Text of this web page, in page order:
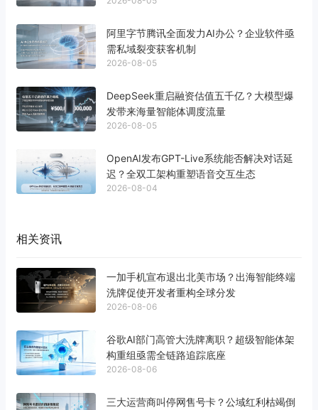
阿里字节腾讯全面发力AI办公？企业软件亟
需私域裂变获客机制
2026-08-05
DeepSeek重启融资估值五千亿？大模型爆
发带来海量智能体调度流量
2026-08-05
OpenAI发布GPT-Live系统能否解决对话延
迟？全双工架构重塑语音交互生态
2026-08-04
相关资讯
一加手机宣布退出北美市场？出海智能终端
洗牌促使开发者重构全球分发
2026-08-06
谷歌AI部门高管大洗牌离职？超级智能体架
构重组亟需全链路追踪底座
2026-08-06
三大运营商叫停网售号卡？公域红利枯竭倒